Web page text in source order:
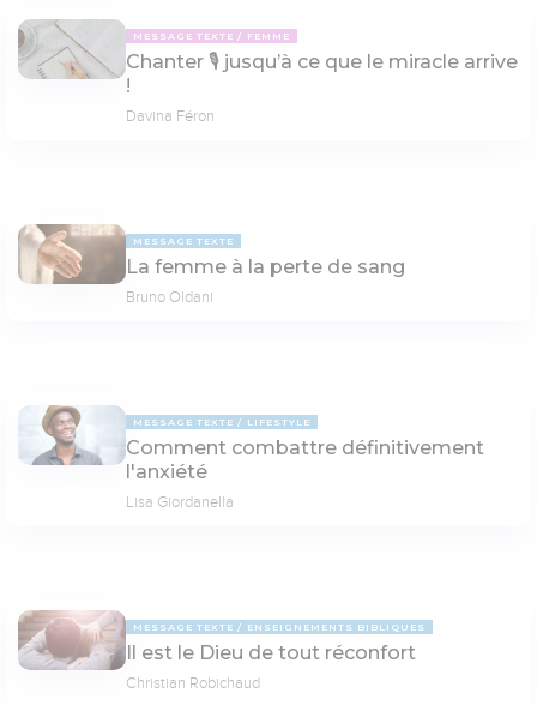
MESSAGE TEXTE FEMME
Chanter 🎙 jusqu’à ce que le miracle arrive
!
Davina Féron
MESSAGE TEXTE
La femme à la perte de sang
Bruno Oldani
MESSAGE TEXTE LIFESTYLE
Comment combattre définitivement
l'anxiété
Lisa Giordanella
MESSAGE TEXTE ENSEIGNEMENTS BIBLIQUES
Il est le Dieu de tout réconfort
Christian Robichaud